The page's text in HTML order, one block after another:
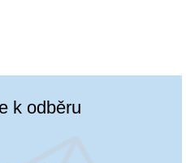
k odběru